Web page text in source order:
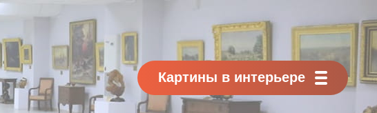
Картины в интерьере